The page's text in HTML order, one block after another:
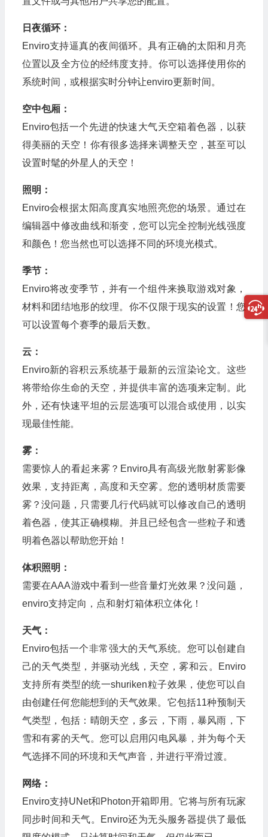
日夜循环：
Enviro支持逼真的夜间循环。具有正确的太阳和月亮
位置以及全方位的经纬度支持。你可以选择使用你的
系统时间，或根据实时分钟让enviro更新时间。
空中包厢：
Enviro包括一个先进的快速大气天空箱着色器，以获
得美丽的天空！你有很多选择来调整天空，甚至可以
设置时髦的外星人的天空！
照明：
Enviro会根据太阳高度真实地照亮您的场景。通过在
编辑器中修改曲线和渐变，您可以完全控制光线强度
和颜色！您当然也可以选择不同的环境光模式。
季节：
Enviro将改变季节，并有一个组件来换取游戏对象，
材料和团结地形的纹理。你不仅限于现实的设置！您
可以设置每个赛季的最后天数。
云：
Enviro新的容积云系统基于最新的云渲染论文。这些
将带给你生命的天空，并提供丰富的选项来定制。此
外，还有快速平坦的云层选项可以混合或使用，以实
现最佳性能。
雾：
需要惊人的看起来雾？Enviro具有高级光散射雾影像
效果，支持距离，高度和天空雾。您的透明材质需要
雾？没问题，只需要几行代码就可以修改自己的透明
着色器，使其正确模糊。并且已经包含一些粒子和透
明着色器以帮助您开始！
体积照明：
需要在AAA游戏中看到一些音量灯光效果？没问题，
enviro支持定向，点和射灯箱体积立体化！
天气：
Enviro包括一个非常强大的天气系统。您可以创建自
己的天气类型，并驱动光线，天空，雾和云。Enviro
支持所有类型的统一shuriken粒子效果，使您可以自
由创建任何您能想到的天气效果。它包括11种预制天
气类型，包括：晴朗天空，多云，下雨，暴风雨，下
雪和有雾的天气。您可以启用闪电风暴，并为每个天
气选择不同的环境和天气声音，并进行平滑过渡。
网络：
Enviro支持UNet和Photon开箱即用。它将与所有玩家
同步时间和天气。Enviro还为无头服务器提供了最低